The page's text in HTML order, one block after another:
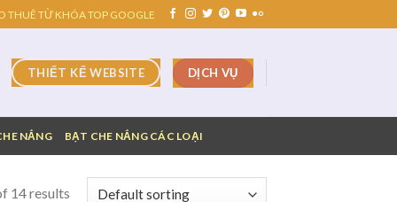
THUÊ TỪ KHÓA TOP GOOGLE
THIẾT KẾ WEBSITE DỊCH VỤ
NẮNG BẠT CHE NẮNG CÁC LOẠI
14 results